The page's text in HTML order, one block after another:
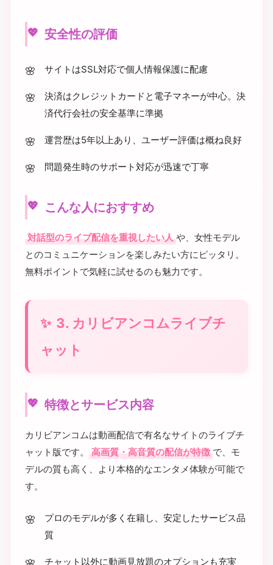
安全性の評価
サイトはSSL対応で個人情報保護に配慮
決済はクレジットカードと電子マネーが中心。決
済代行会社の安全基準に準拠
運営歴は5年以上あり、ユーザー評価は概ね良好
問題発生時のサポート対応が迅速で丁寧
こんな人におすすめ
対話型のライブ配信を重視したい人 や、女性モデル
とのコミュニケーションを楽しみたい方にピッタリ。
無料ポイントで気軽に試せるのも魅力です。
3. カリビアンコムライブチ
ャット
特徴とサービス内容
カリビアンコムは動画配信で有名なサイトのライブチ
ャット版です。
高画質・高音質の配信が特徴 で、モ
デルの質も高く、より本格的なエンタメ体験が可能で
す。
プロのモデルが多く在籍し、安定したサービス品
質
チャット以外に動画見放題のオプションも充実